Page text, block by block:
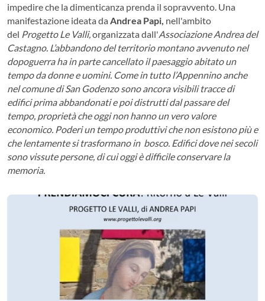
impedire che la dimenticanza prenda il sopravvento. Una
manifestazione ideata da Andrea Papi, nell'ambito
del Progetto Le Valli,organizzata dall'Associazione Andrea del
Castagno. L’abbandono del territorio montano avvenuto nel
dopoguerra ha in parte cancellato il paesaggio abitato un
tempo da donne e uomini. Come in tutto l’Appennino anche
nel comune di San Godenzo sono ancora visibili tracce di
edifici prima abbandonati e poi distrutti dal passare del
tempo, proprietà che oggi non hanno un vero valore
economico. Poderi un tempo produttivi che non esistono più e
che lentamente si trasformano in bosco. Edifici dove nei secoli
sono vissute persone, di cui oggi è difficile conservare la
memoria.